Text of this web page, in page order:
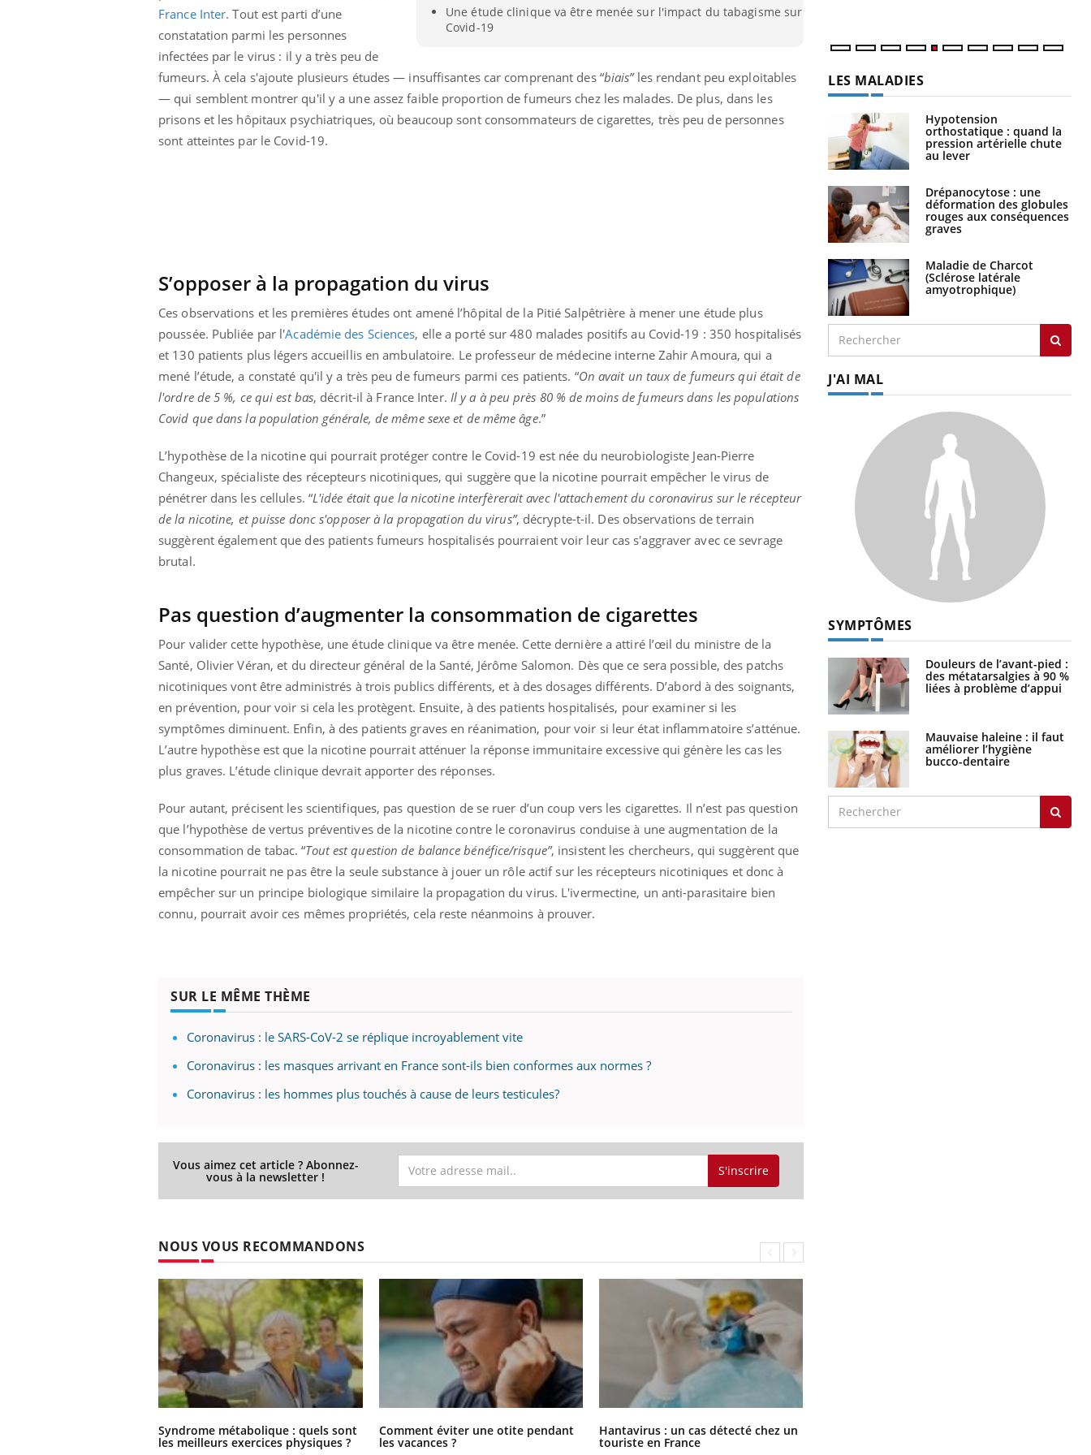
Une étude clinique va être menée sur l'impact du tabagisme sur
Covid-19
France Inter. Tout est parti d’une
constatation parmi les personnes
infectées par le virus : il y a très peu de
fumeurs. À cela s'ajoute plusieurs études — insuffisantes car comprenant des “biais” les rendant peu exploitables
— qui semblent montrer qu'il y a une assez faible proportion de fumeurs chez les malades. De plus, dans les
prisons et les hôpitaux psychiatriques, où beaucoup sont consommateurs de cigarettes, très peu de personnes
sont atteintes par le Covid-19.
S’opposer à la propagation du virus
Ces observations et les premières études ont amené l’hôpital de la Pitié Salpêtrière à mener une étude plus
poussée. Publiée par l'Académie des Sciences, elle a porté sur 480 malades positifs au Covid-19 : 350 hospitalisés
et 130 patients plus légers accueillis en ambulatoire. Le professeur de médecine interne Zahir Amoura, qui a
mené l’étude, a constaté qu'il y a très peu de fumeurs parmi ces patients. “On avait un taux de fumeurs qui était de
l'ordre de 5 %, ce qui est bas, décrit-il à France Inter. Il y a à peu près 80 % de moins de fumeurs dans les populations
Covid que dans la population générale, de même sexe et de même âge.”
L’hypothèse de la nicotine qui pourrait protéger contre le Covid-19 est née du neurobiologiste Jean-Pierre
Changeux, spécialiste des récepteurs nicotiniques, qui suggère que la nicotine pourrait empêcher le virus de
pénétrer dans les cellules. “L'idée était que la nicotine interfèrerait avec l'attachement du coronavirus sur le récepteur
de la nicotine, et puisse donc s'opposer à la propagation du virus”, décrypte-t-il. Des observations de terrain
suggèrent également que des patients fumeurs hospitalisés pourraient voir leur cas s'aggraver avec ce sevrage
brutal.
Pas question d’augmenter la consommation de cigarettes
Pour valider cette hypothèse, une étude clinique va être menée. Cette dernière a attiré l’œil du ministre de la
Santé, Olivier Véran, et du directeur général de la Santé, Jérôme Salomon. Dès que ce sera possible, des patchs
nicotiniques vont être administrés à trois publics différents, et à des dosages différents. D’abord à des soignants,
en prévention, pour voir si cela les protègent. Ensuite, à des patients hospitalisés, pour examiner si les
symptômes diminuent. Enfin, à des patients graves en réanimation, pour voir si leur état inflammatoire s’atténue.
L’autre hypothèse est que la nicotine pourrait atténuer la réponse immunitaire excessive qui génère les cas les
plus graves. L’étude clinique devrait apporter des réponses.
Pour autant, précisent les scientifiques, pas question de se ruer d’un coup vers les cigarettes. Il n’est pas question
que l’hypothèse de vertus préventives de la nicotine contre le coronavirus conduise à une augmentation de la
consommation de tabac. “Tout est question de balance bénéfice/risque”, insistent les chercheurs, qui suggèrent que
la nicotine pourrait ne pas être la seule substance à jouer un rôle actif sur les récepteurs nicotiniques et donc à
empêcher sur un principe biologique similaire la propagation du virus. L'ivermectine, un anti-parasitaire bien
connu, pourrait avoir ces mêmes propriétés, cela reste néanmoins à prouver.
SUR LE MÊME THÈME
Coronavirus : le SARS-CoV-2 se réplique incroyablement vite
Coronavirus : les masques arrivant en France sont-ils bien conformes aux normes ?
Coronavirus : les hommes plus touchés à cause de leurs testicules?
Vous aimez cet article ? Abonnez-
vous à la newsletter ! S'inscrire
NOUS VOUS RECOMMANDONS
Syndrome métabolique : quels sont
les meilleurs exercices physiques ?
Comment éviter une otite pendant
les vacances ?
Hantavirus : un cas détecté chez un
touriste en France
LES MALADIES
Hypotension
orthostatique : quand la
pression artérielle chute
au lever
Drépanocytose : une
déformation des globules
rouges aux conséquences
graves
Maladie de Charcot
(Sclérose latérale
amyotrophique)
J'AI MAL
SYMPTÔMES
Douleurs de l’avant-pied :
des métatarsalgies à 90 %
liées à problème d’appui
Mauvaise haleine : il faut
améliorer l’hygiène
bucco-dentaire